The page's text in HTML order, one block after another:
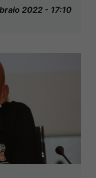
2022 - 17:10